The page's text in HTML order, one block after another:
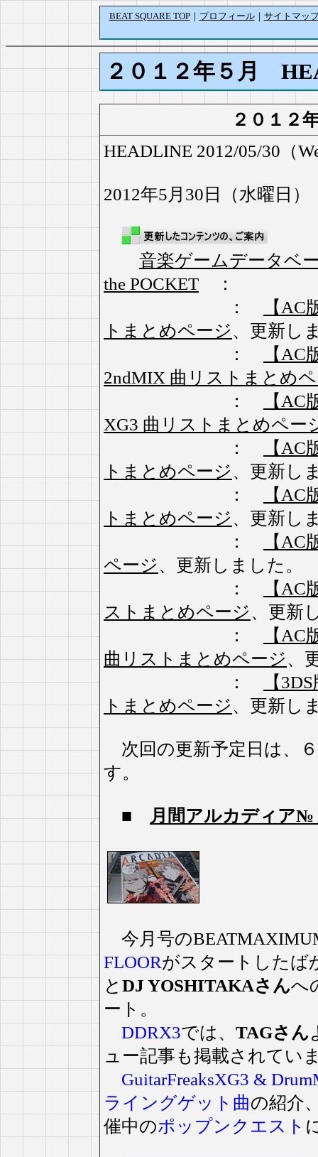
BEAT SQUARE TOP｜ プロフィール｜ サイトマッ
２０１２年５月
２０１２
HEADLINE 2012/05/30（
2012年5月30日（水曜日）
音楽ゲームデータベ
the POCKET ：
：
【AC
トまとめページ、更新し
：
【AC
2ndMIX 曲リストまとめ
：
【AC
XG3 曲リストまとめペー
：
【AC
トまとめページ、更新し
：
【AC
トまとめページ、更新し
：
【AC
ページ、更新しました。
：
【AC
ストまとめページ、更新
：
【AC
曲リストまとめページ、
：
【
トまとめページ、更新し
次回の更新予定日は、
す。
■ 月間アルカディア№
今月号の
FLOORがスタートしたば
と DJ YOSHITAKAさんへ
ート。
DDRX3では、 TAGさん
ュー記事も掲載されてい
GuitarFreaksXG3 &
ライングゲット曲の紹介
催中のポップンクエスト